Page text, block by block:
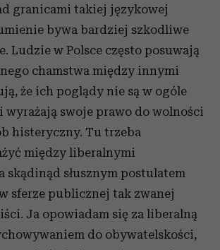
granicami takiej językowej
bywa bardziej szkodliwe
Ludzie w Polsce często posuwają
chamstwa między innymi
że ich poglądy nie są w ogóle
wyrażają swoje prawo do wolności
histeryczny. Tu trzeba
między liberalnymi
skądinąd słusznym postulatem
sferze publicznej tak zwanej
Ja opowiadam się za liberalną
do obywatelskości,